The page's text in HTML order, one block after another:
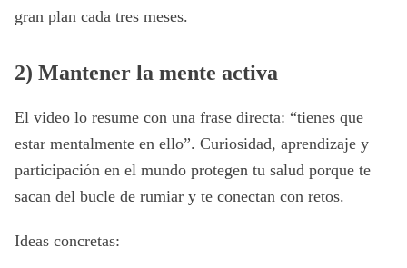
gran plan cada tres meses.
2) Mantener la mente activa
El video lo resume con una frase directa: “tienes que
estar mentalmente en ello”. Curiosidad, aprendizaje y
participación en el mundo protegen tu salud porque te
sacan del bucle de rumiar y te conectan con retos.
Ideas concretas: